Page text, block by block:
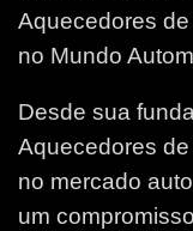
Aquecedores
no Mundo
Desde sua
Aquecedores
no mercado
um